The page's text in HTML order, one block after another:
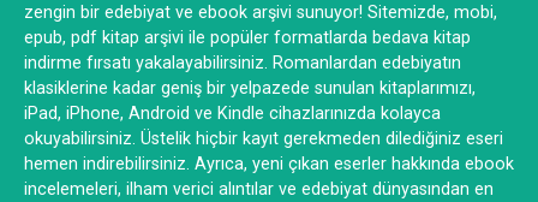
zengin bir edebiyat ve ebook arşivi sunuyor! Sitemizde, mobi,
epub, pdf kitap arşivi ile popüler formatlarda bedava kitap
indirme fırsatı yakalayabilirsiniz. Romanlardan edebiyatın
klasiklerine kadar geniş bir yelpazede sunulan kitaplarımızı,
iPad, iPhone, Android ve Kindle cihazlarınızda kolayca
okuyabilirsiniz. Üstelik hiçbir kayıt gerekmeden dilediğiniz eseri
hemen indirebilirsiniz. Ayrıca, yeni çıkan eserler hakkında ebook
incelemeleri, ilham verici alıntılar ve edebiyat dünyasından en